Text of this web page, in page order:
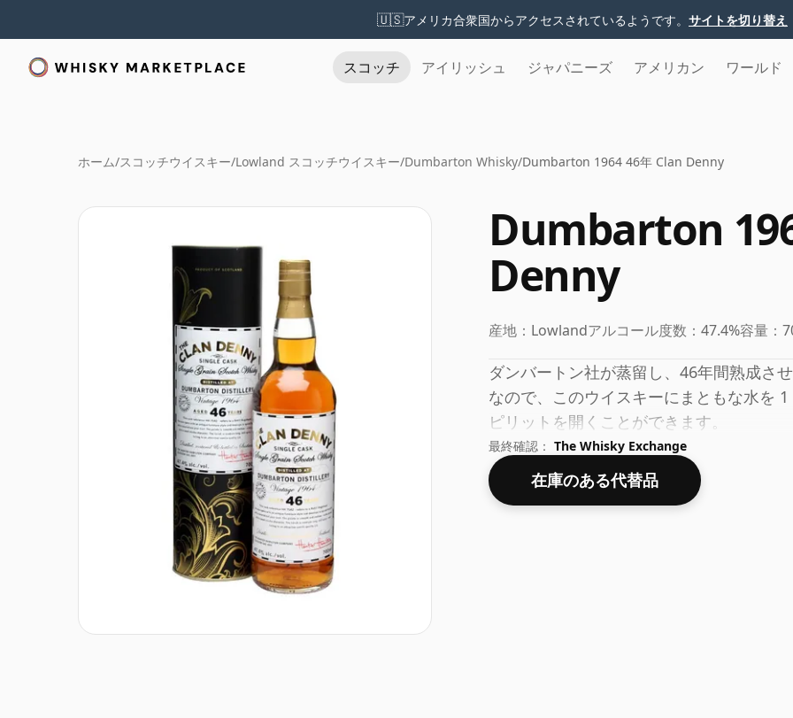
🇺🇸アメリカ合衆国からアクセスされているようです。 サイトを切り替え
スコッチ アイリッシュ ジャパニーズ アメリカン ワールド
ホーム/スコッチウイスキー/Lowland スコッチウイスキー/Dumbarton Whisky/Dumbarton 1964 46年 Clan Denny
Dumbarton
Denny
産地： Lowlandアルコール度数： 47.4%容量：
ダンバートン社が蒸留し、46年間熟成さ
なので、このウイスキーにまともな水を
ピリットを開くことができます。
最終確認： The Whisky Exchange
在庫のある代替品